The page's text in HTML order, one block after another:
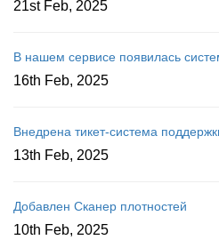
21st Feb, 2025
В нашем сервисе появилась
16th Feb, 2025
Внедрена тикет-система
13th Feb, 2025
Добавлен Сканер плотностей
10th Feb, 2025